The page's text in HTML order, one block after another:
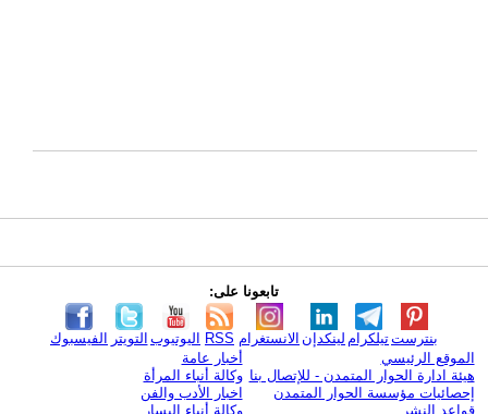
تابعونا على:
الفيسبوك التويتر اليوتيوب RSS الانستغرام لينكدإن تيلكرامبنترست
الموقع الرئيسي
هيئة ادارة الحوار المتمدن - للإتصال بنا
إحصائيات مؤسسة الحوار المتمدن
قواعد النشر
أخبار عامة
وكالة أنباء المرأة
اخبار الأدب والفن
وكالة أنباء اليسار